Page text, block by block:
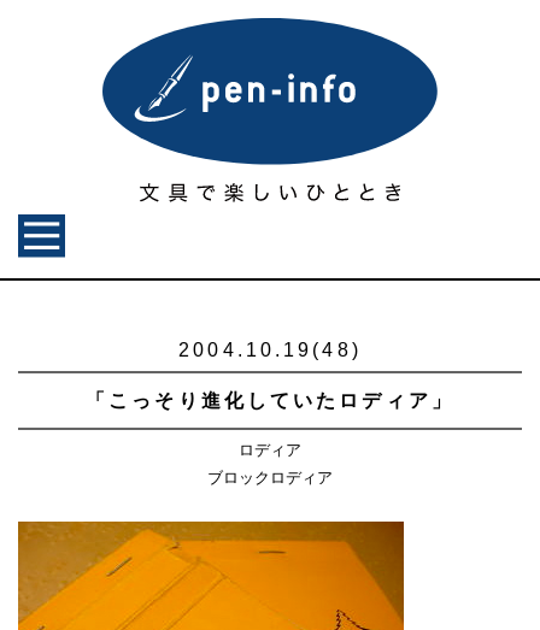
2004.10.19(48)
「こっそり進化していたロディア」
ロディア
ブロックロディア